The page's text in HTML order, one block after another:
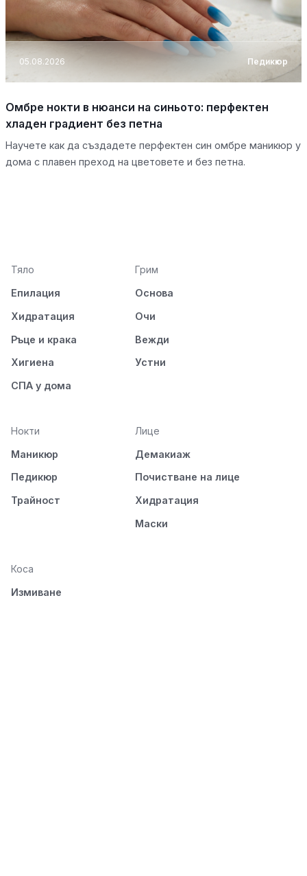
05.08.2026 Педикюр
Омбре нокти в нюанси на синьото: перфектен
хладен градиент без петна
Научете как да създадете перфектен син омбре маникюр у
дома с плавен преход на цветовете и без петна.
Тяло
Епилация
Хидратация
Ръце и крака
Хигиена
СПА у дома
Грим
Основа
Очи
Вежди
Устни
Нокти
Маникюр
Педикюр
Трайност
Лице
Демакиаж
Почистване на лице
Хидратация
Маски
Коса
Измиване